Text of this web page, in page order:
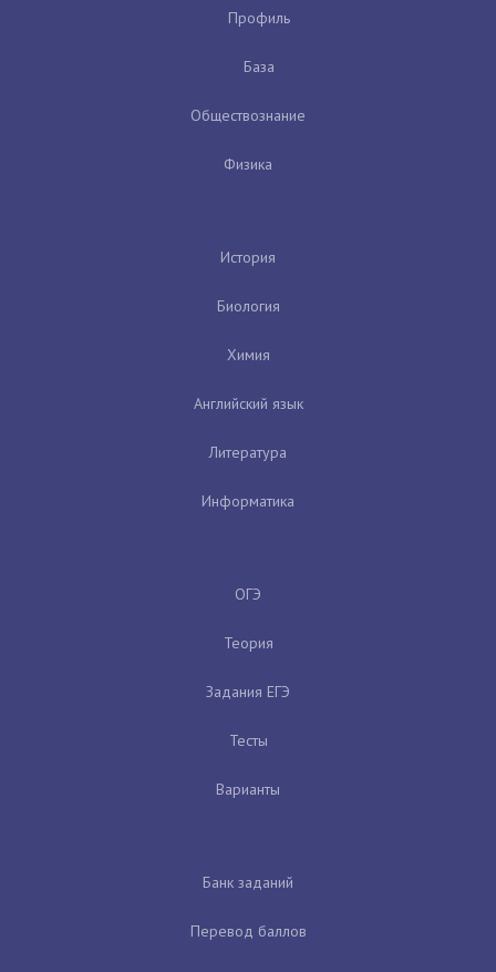
Профиль
База
Обществознание
Физика
История
Биология
Химия
Английский язык
Литература
Информатика
ОГЭ
Теория
Задания ЕГЭ
Тесты
Варианты
Банк заданий
Перевод баллов